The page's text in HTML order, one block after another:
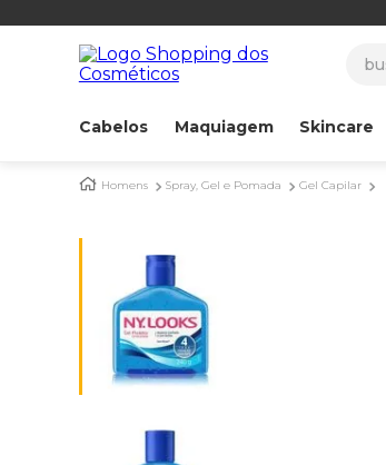
Cabelos Maquiagem Skincare
Homens Spray, Gel e Pomada Gel Capilar